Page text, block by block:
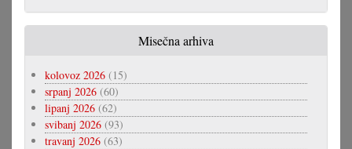
Misečna arhiva
kolovoz 2026 (15)
srpanj 2026 (60)
lipanj 2026 (62)
svibanj 2026 (93)
travanj 2026 (63)